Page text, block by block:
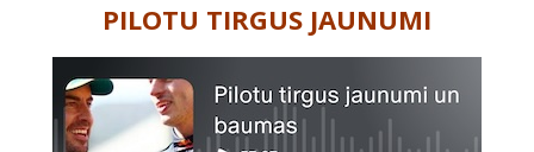
PILOTU TIRGUS JAUNUMI